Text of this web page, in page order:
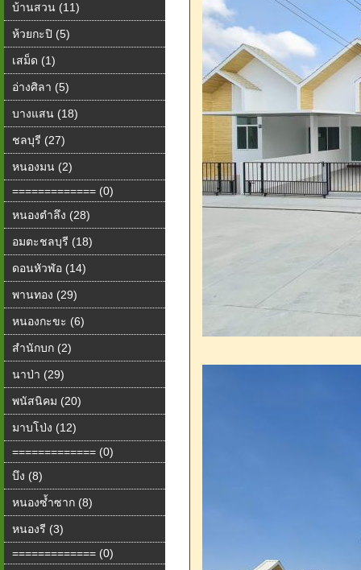
บ้านสวน (11)
ห้วยกะปิ (5)
เสม็ด (1)
อ่างศิลา (5)
บางแสน (18)
ชลบุรี (27)
หนองมน (2)
============= (0)
หนองตำลึง (28)
อมตะชลบุรี (18)
ดอนหัวฬ่อ (14)
พานทอง (29)
หนองกะขะ (6)
สำนักบก (2)
นาป่า (29)
พนัสนิคม (20)
มาบโป่ง (12)
============= (0)
บึง (8)
หนองซ้ำซาก (8)
หนองรี (3)
============= (0)